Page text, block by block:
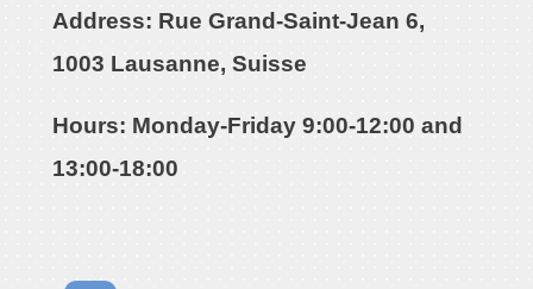
Address: Rue Grand-Saint-Jean 6,
1003 Lausanne, Suisse
Hours: Monday-Friday 9:00-12:00 and
13:00-18:00